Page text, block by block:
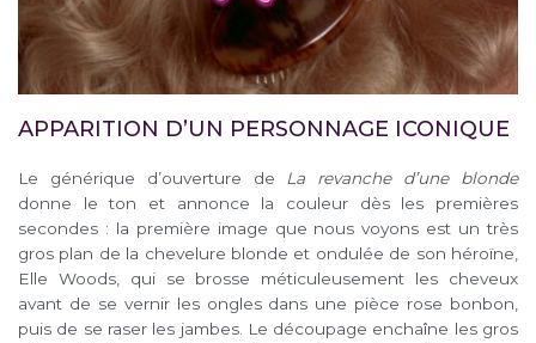
APPARITION D’UN PERSONNAGE ICONIQUE
Le générique d’ouverture de La revanche d’une blonde
donne le ton et annonce la couleur dès les premières
secondes : la première image que nous voyons est un très
gros plan de la chevelure blonde et ondulée de son héroïne,
Elle Woods, qui se brosse méticuleusement les cheveux
avant de se vernir les ongles dans une pièce rose bonbon,
puis de se raser les jambes. Le découpage enchaîne les gros